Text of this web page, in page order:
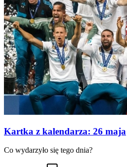
Kartka z kalendarza: 26 maja
Co wydarzyło się tego dnia?